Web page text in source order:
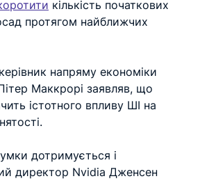
кількість початкових
протягом найближчих
напряму економіки
Маккрорі заявляв, що
істотного впливу ШІ на
дотримується і
директор Nvidia Дженсен